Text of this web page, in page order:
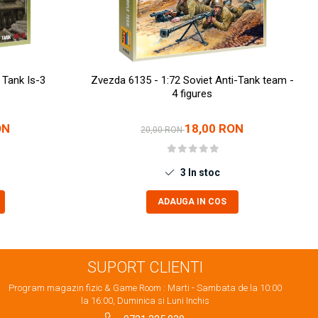
Is-3
Zvezda 6135 - 1:72 Soviet Anti-Tank team -
4 figures
20,00 RON18,00 RON
3 In stoc
ADAUGA IN COS
SUPORT CLIENTI
Program magazin fizic & Game Room : Marti - Sambata de la 10:00
la 16:00, Duminica si Luni Inchis